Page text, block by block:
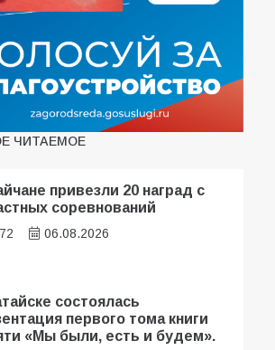
ЧИТАЕМОЕ
привезли 20 наград с
соревнований
06.08.2026
состоялась
первого тома книги
«Мы были, есть и будем».